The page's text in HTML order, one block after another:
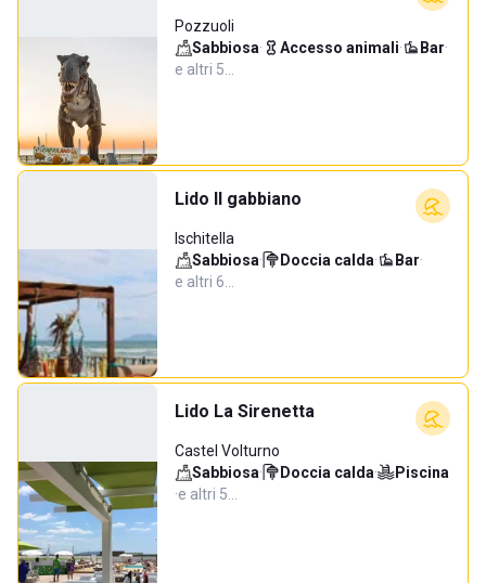
Pozzuoli
Sabbiosa· Accesso animali· Bar·
e altri 5…
Lido Il gabbiano
Ischitella
Sabbiosa· Doccia calda· Bar·
e altri 6…
Lido La Sirenetta
Castel Volturno
Sabbiosa· Doccia calda·
Piscina
·e altri 5…